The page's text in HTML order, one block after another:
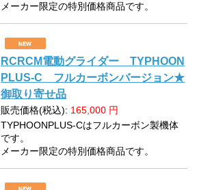
メーカー限定の特別価格商品です。
RCRCM電動グライダー TYPHOON
PLUS-C フルカーボンバージョン★
御取り寄せ品
販売価格(税込): 165,000 円
TYPHOONPLUS-Cはフルカーボン製機体
です。
メーカー限定の特別価格商品です。